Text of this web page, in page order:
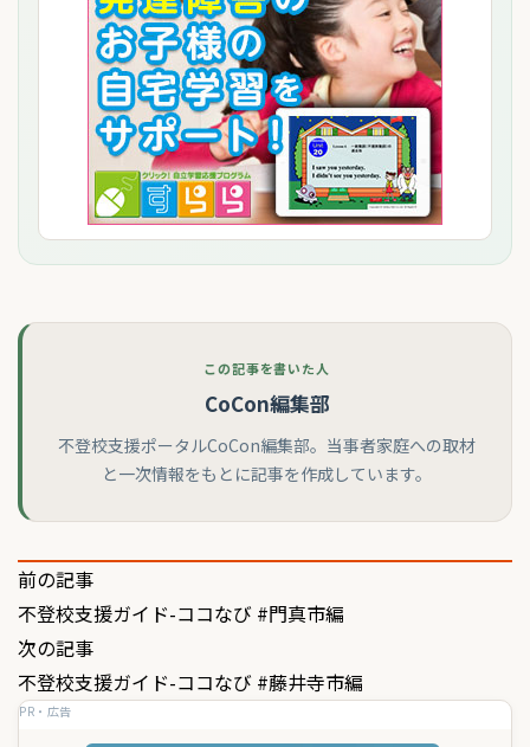
この記事を書いた人
CoCon編集部
不登校支援ポータルCoCon編集部。当事者家庭への取材
と一次情報をもとに記事を作成しています。
投
稿
ナ
ビ
前の記事
不登校支援ガイド-ココなび #門真市編
次の記事
不登校支援ガイド-ココなび #藤井寺市編
PR・広告